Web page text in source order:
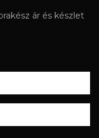
ár és készlet